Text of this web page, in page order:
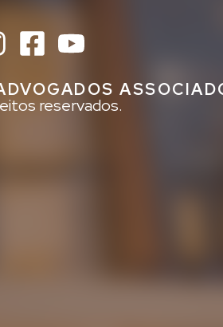
reservados.